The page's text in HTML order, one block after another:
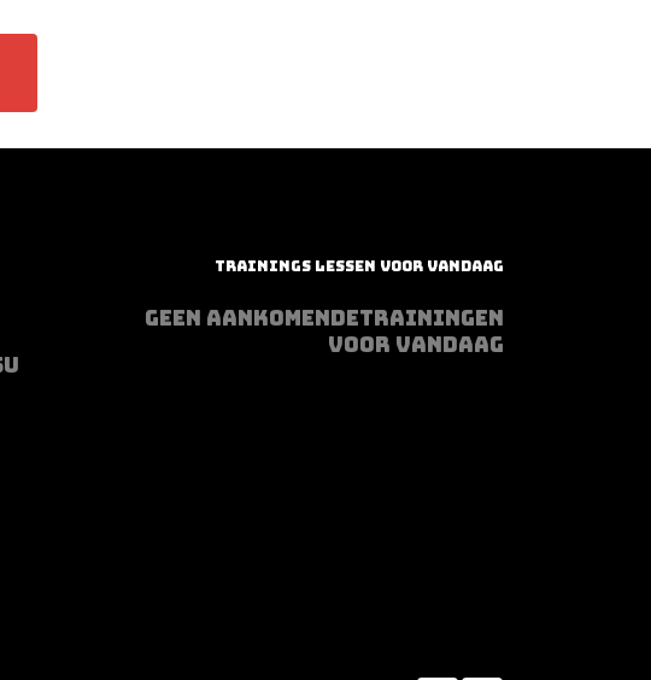
TRAININGS LESSEN VOOR VANDAAG
GEEN AANKOMENDETRAININGEN
VOOR VANDAAG